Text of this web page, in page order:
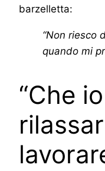
barzelletta:
“Non riesco
quando mi
“Che